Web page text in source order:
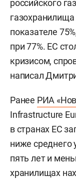
российского
показателе
при 77%. ЕС
кризисом,
написал
Ранее РИА
Infrastructure
в странах ЕС
ниже среднего
пять лет и
хранилищах